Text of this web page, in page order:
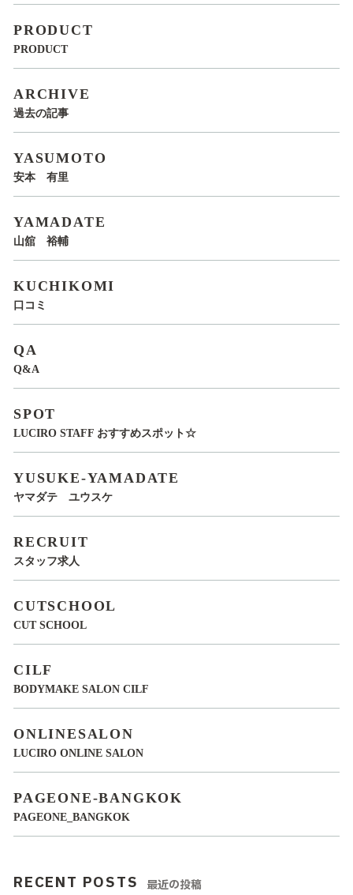
PRODUCT
PRODUCT
ARCHIVE
過去の記事
YASUMOTO
安本 有里
YAMADATE
山舘 裕輔
KUCHIKOMI
口コミ
QA
Q&A
SPOT
LUCIRO STAFF おすすめスポット☆
YUSUKE-YAMADATE
ヤマダテ ユウスケ
RECRUIT
スタッフ求人
CUTSCHOOL
CUT SCHOOL
CILF
BODYMAKE SALON CILF
ONLINESALON
LUCIRO ONLINE SALON
PAGEONE-BANGKOK
PAGEONE_BANGKOK
RECENT POSTS 最近の投稿